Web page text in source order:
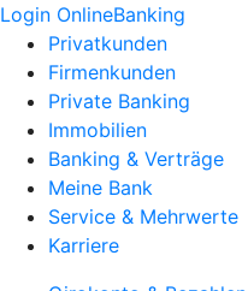
Login OnlineBanking
Privatkunden
Firmenkunden
Private Banking
Immobilien
Banking & Verträge
Meine Bank
Service & Mehrwerte
Karriere